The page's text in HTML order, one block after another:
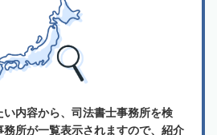
内容から、司法書士事務所を検
所が一覧表示されますので、紹介